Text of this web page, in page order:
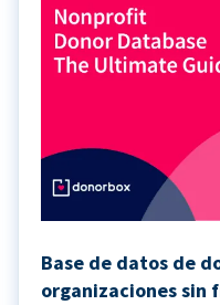
Base de datos de
organizaciones sin